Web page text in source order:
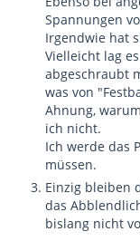
Spannungen
Irgendwie hat
Vielleicht lag
abgeschraubt
was von
Ahnung,
ich nicht.
Ich werde das
müssen.
Einzig bleiben
das
bislang nicht